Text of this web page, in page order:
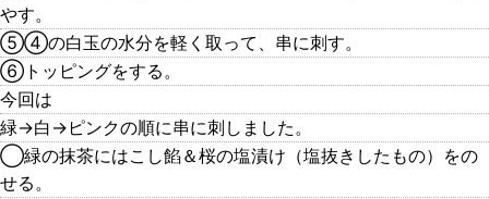
やす。
⑤④の白玉の水分を軽く取って、串に刺す。
⑥トッピングをする。
今回は
緑→白→ピンクの順に串に刺しました。
◯緑の抹茶にはこし餡＆桜の塩漬け（塩抜きしたもの）をの
せる。